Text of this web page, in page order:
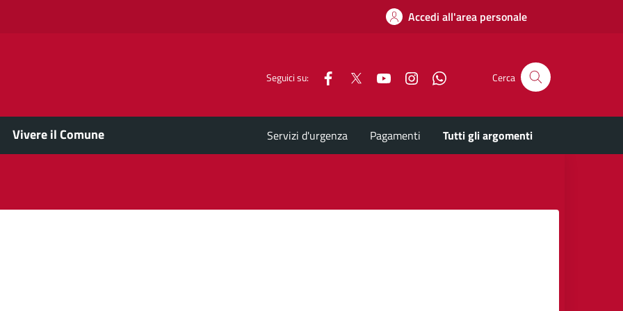
Accedi all'area personale
Seguici su: Facebook YouTubeInstagramWhatsappCerca
Vivere il Comune Servizi d'urgenza Pagamenti Tutti gli argomenti